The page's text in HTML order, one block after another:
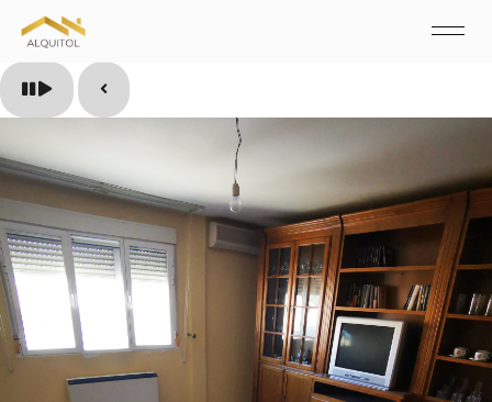
Pause slide rotation
Resume slide rotation
Previous slide